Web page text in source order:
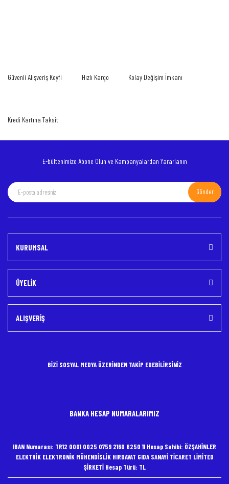
Ürün açıklamasında eksik bilgiler bulunuyor.
Güvenli Alışveriş Keyfi Hızlı Kargo Kolay Değişim İmkanı
Kredi Kartına Taksit
E-bültenimize Abone Olun ve Kampanyalardan Yararlanın
Gönder
KURUMSAL
ÜYELİK
ALIŞVERİŞ
BİZİ SOSYAL MEDYA ÜZERİNDEN TAKİP EDEBİLİRSİNİZ
BANKA HESAP NUMARALARIMIZ
IBAN Numarası: TR12 0001 0025 0759 2160 8250 11 Hesap Sahibi: ÖZŞAHİNLER
ELEKTRİK ELEKTRONİK MÜHENDİSLİK HIRDAVAT GIDA SANAYİ TİCARET LİMİTED
ŞİRKETİ Hesap Türü: TL